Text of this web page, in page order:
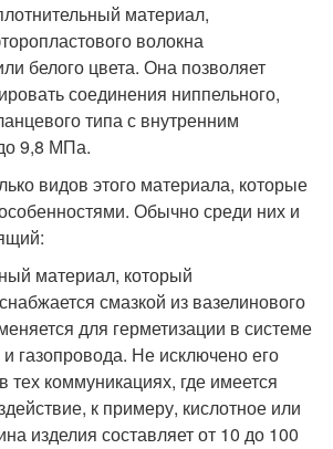
материал,
волокна
белого цвета. Она позволяет
соединения ниппельного,
типа с внутренним
9,8 МПа.
видов этого материала, которые
Обычно среди них и
материал, который
смазкой из вазелинового
для герметизации в системе
газопровода. Не исключено его
тех коммуникациях, где имеется
к примеру, кислотное или
изделия составляет от 10 до 100